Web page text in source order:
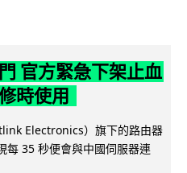
官方緊急下架止血
時使用
Electronics）旗下的路由器
每 35 秒便會與中國伺服器連